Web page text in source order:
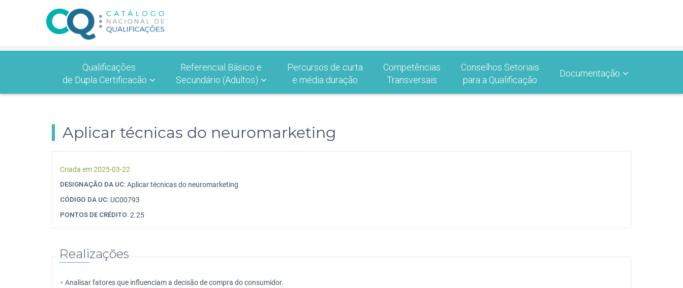
Qualificações
de Dupla Certificacão
Referencial Básico e
Secundário (Adultos)
Percursos de curta
e média duração
Competências
Transversais
Conselhos Setoriais
para a Qualificação
Documentação
Aplicar técnicas do neuromarketing
Criada em 2025-03-22
DESIGNAÇÃO DA UC: Aplicar técnicas do neuromarketing
CÓDIGO DA UC: UC00793
PONTOS DE CRÉDITO: 2.25
Realizações
Analisar fatores que influenciam a decisão de compra do consumidor.